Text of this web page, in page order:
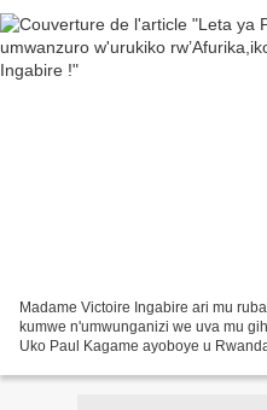
Madame Victoire Ingabire ari mu
kumwe n'umwunganizi we uva mu
Uko Paul Kagame ayoboye u